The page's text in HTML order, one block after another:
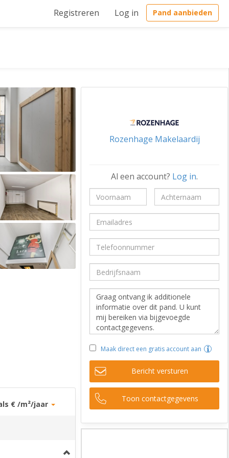
Registreren Log in Pand aanbieden
€ /m²/jaar
Rozenhage Makelaardij
Al een account? Log in.
Maak direct een gratis account aan
Bericht versturen
Toon contactgegevens